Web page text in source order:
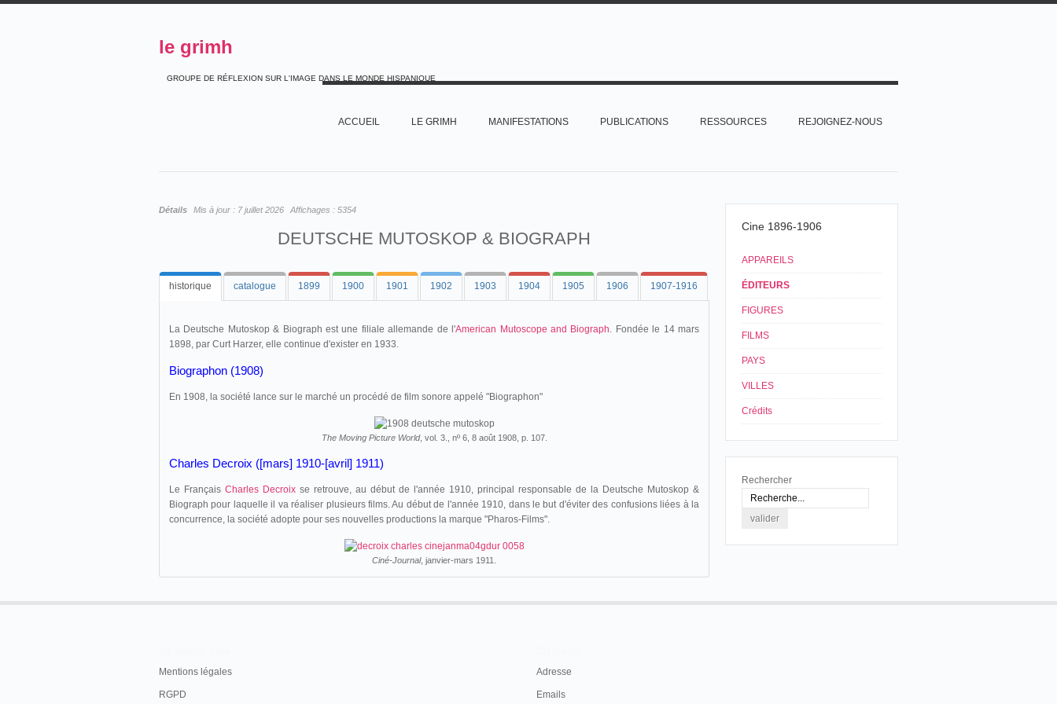
le grimh
GROUPE DE RÉFLEXION SUR L'IMAGE DANS LE MONDE HISPANIQUE
ACCUEIL LE GRIMH MANIFESTATIONS PUBLICATIONS RESSOURCES REJOIGNEZ-NOUS
Détails Mis à jour : 7 juillet 2026 Affichages : 5354
DEUTSCHE MUTOSKOP & BIOGRAPH
historique catalogue 1899 1900 1901 1902 1903 1904 1905 1906 1907-1916
La Deutsche Mutoskop & Biograph est une filiale allemande de l'American Mutoscope and Biograph. Fondée le 14 mars
1898, par Curt Harzer, elle continue d'exister en 1933.
Biographon (1908)
En 1908, la société lance sur le marché un procédé de film sonore appelé "Biographon"
The Moving Picture World, vol. 3., nº 6, 8 août 1908, p. 107.
Charles Decroix ([mars] 1910-[avril] 1911)
Le Français Charles Decroix se retrouve, au début de l'année 1910, principal responsable de la Deutsche Mutoskop &
Biograph pour laquelle il va réaliser plusieurs films. Au début de l'année 1910, dans le but d'éviter des confusions liées à la
concurrence, la société adopte pour ses nouvelles productions la marque "Pharos-Films".
Ciné-Journal, janvier-mars 1911.
Cine 1896-1906
APPAREILS
ÉDITEURS
FIGURES
FILMS
PAYS
VILLES
Crédits
Rechercher
Mentions légales
RGPD
Adresse
Emails